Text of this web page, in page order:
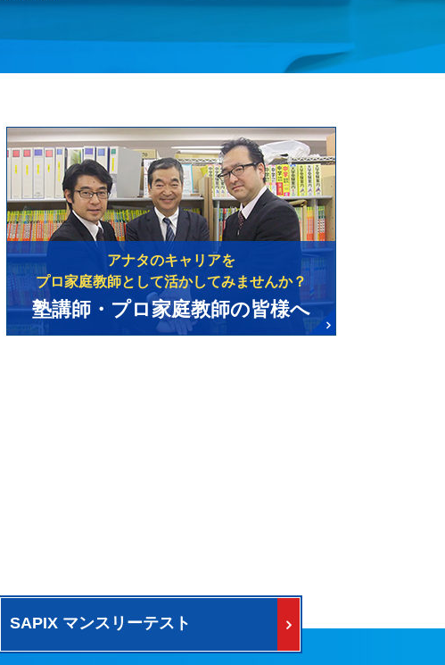
SAPIX マンスリーテスト
アナタのキャリアを
プロ家庭教師として活かしてみませんか？
塾講師・プロ家庭教師の皆様へ